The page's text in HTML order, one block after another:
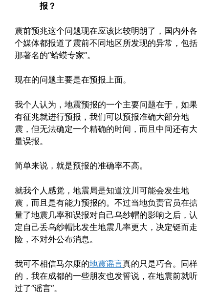
报？
震前预兆这个问题现在应该比较明朗了，国内外各
个媒体都报道了震前不同地区所发现的异常，包括
那著名的“蛤蟆专家”。
现在的问题主要是在预报上面。
我个人认为，地震预报的一个主要问题在于，如果
有征兆就进行预报，我们可以预报准确大部分地
震，但无法确定一个精确的时间，而且中间还有大
量误报。
简单来说，就是预报的准确率不高。
就我个人感觉，地震局是知道汶川可能会发生地
震，而且是有能力预报的。不过当地负责官员在掂
量了地震几率和误报对自己乌纱帽的影响之后，认
定自己丢乌纱帽比发生地震几率更大，决定铤而走
险，不对外公布消息。
我可不相信马尔康的地震谣言真的只是巧合。同样
的，我在成都的一些朋友也发誓说，在地震前就听
过了”谣言“。